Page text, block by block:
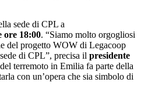
sede di CPL a
ore 18:00. “Siamo molto orgogliosi
del progetto WOW di Legacoop
di CPL”, precisa il presidente
terremoto in Emilia fa parte della
con un’opera che sia simbolo di